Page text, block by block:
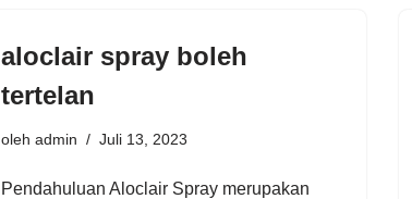
aloclair spray boleh
tertelan
oleh admin Juli 13, 2023
Pendahuluan Aloclair Spray merupakan